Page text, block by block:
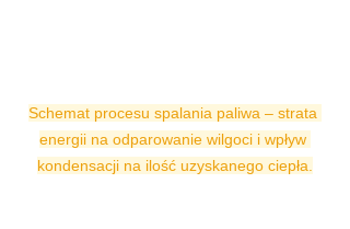
Schemat procesu spalania paliwa – strata
energii na odparowanie wilgoci i wpływ
kondensacji na ilość uzyskanego ciepła.